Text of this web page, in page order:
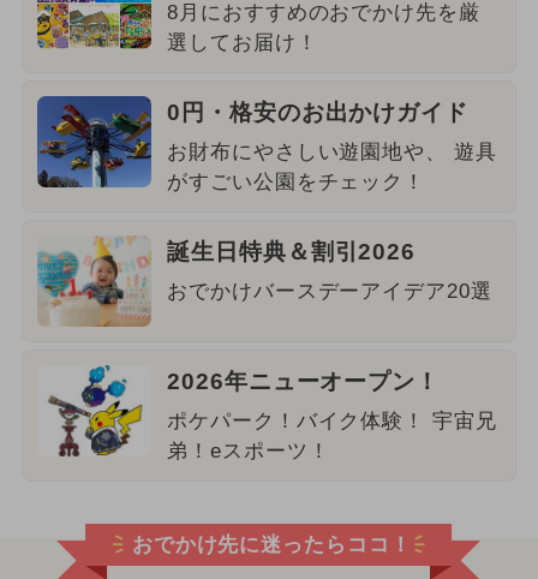
8月におすすめのおでかけ先を厳
選してお届け！
0円・格安のお出かけガイド
お財布にやさしい遊園地や、 遊具
がすごい公園をチェック！
誕生日特典＆割引2026
おでかけバースデーアイデア20選
2026年ニューオープン！
ポケパーク！バイク体験！ 宇宙兄
弟！eスポーツ！
おでかけ先に迷ったらココ！